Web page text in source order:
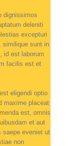
dignissimos
deleniti
excepturi
similique sunt in
id est laborum
facilis est et
eligendi optio
maxime placeat
est, omnis
et aut
saepe eveniet ut
non